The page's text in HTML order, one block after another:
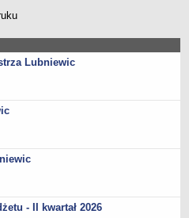
Lubniewic
- II kwartał 2026